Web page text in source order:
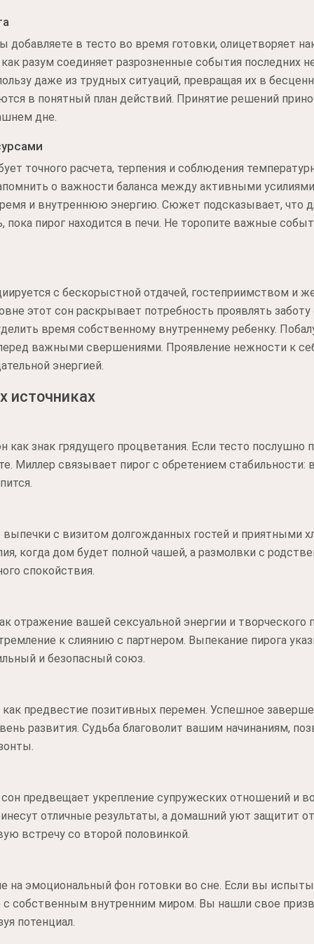
в тесто во время готовки, олицетворяет
разум соединяет разрозненные события последних
даже из трудных ситуаций, превращая их в
в понятный план действий. Принятие решений
дне.
точного расчета, терпения и соблюдения
о важности баланса между активными
и внутреннюю энергию. Сюжет подсказывает, что
пока пирог находится в печи. Не торопите важные
с бескорыстной отдачей, гостеприимством и
этот сон раскрывает потребность проявлять
время собственному внутреннему ребенку.
важными свершениями. Проявление нежности к
энергией.
источниках
как знак грядущего процветания. Если тесто послушно
Миллер связывает пирог с обретением
выпечки с визитом долгожданных гостей и приятными
когда дом будет полной чашей, а размолвки с
спокойствия.
отражение вашей сексуальной энергии и творческого
к слиянию с партнером. Выпекание пирога
и безопасный союз.
предвестие позитивных перемен. Успешное
развития. Судьба благоволит вашим начинаниям,
предвещает укрепление супружеских отношений и
отличные результаты, а домашний уют защитит
встречу со второй половинкой.
эмоциональный фон готовки во сне. Если вы
собственным внутренним миром. Вы нашли свое
потенциал.